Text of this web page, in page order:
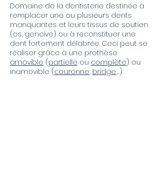
Domaine de la dentisterie destinée à
remplacer une ou plusieurs dents
manquantes et leurs tissus de soutien
(os, gencive) ou à reconstituer une
dent fortement délabrée. Ceci peut se
réaliser grâce à une prothèse
amovible (partielle ou complète) ou
inamovible (couronne, bridge,…).